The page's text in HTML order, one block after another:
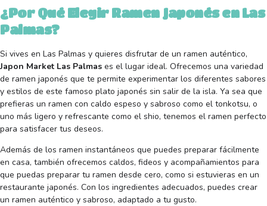
¿Por Qué Elegir Ramen Japonés en Las
Palmas?
Si vives en Las Palmas y quieres disfrutar de un ramen auténtico,
Japon Market Las Palmas es el lugar ideal. Ofrecemos una variedad
de ramen japonés que te permite experimentar los diferentes sabores
y estilos de este famoso plato japonés sin salir de la isla. Ya sea que
prefieras un ramen con caldo espeso y sabroso como el tonkotsu, o
uno más ligero y refrescante como el shio, tenemos el ramen perfecto
para satisfacer tus deseos.
Además de los ramen instantáneos que puedes preparar fácilmente
en casa, también ofrecemos caldos, fideos y acompañamientos para
que puedas preparar tu ramen desde cero, como si estuvieras en un
restaurante japonés. Con los ingredientes adecuados, puedes crear
un ramen auténtico y sabroso, adaptado a tu gusto.